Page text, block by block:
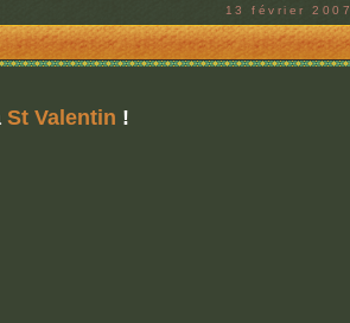
13 février 2007
St Valentin !